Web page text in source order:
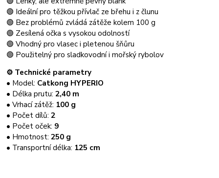
🟢 Ideální pro těžkou přívlač ze břehu i z člunu
🟢 Bez problémů zvládá zátěže kolem 100 g
🟢 Zesílená očka s vysokou odolností
🟢 Vhodný pro vlasec i pletenou šňůru
🟢 Použitelný pro sladkovodní i mořský rybolov
⚙️ Technické parametry
• Model: Catkong HYPERIO
• Délka prutu:2,40 m
• Vrhací zátěž: 100 g
• Počet dílů:2
• Počet oček: 9
• Hmotnost:250 g
• Transportní délka: 125 cm